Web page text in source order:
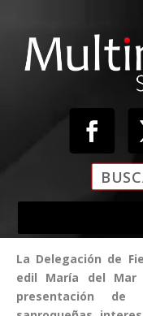
La Delegación de
edil María del Mar
presentación de